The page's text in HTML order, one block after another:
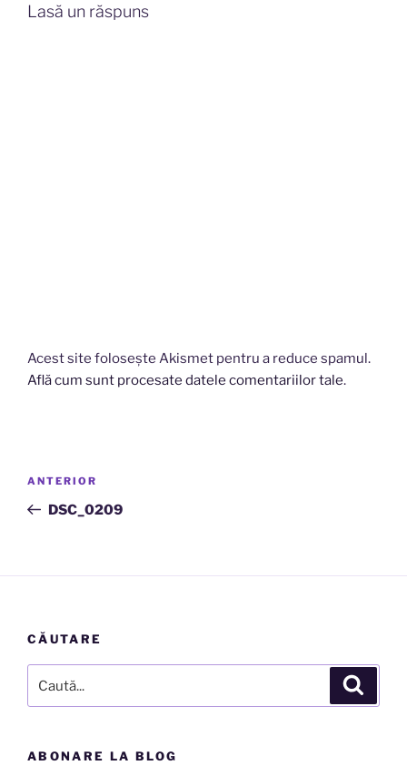
Lasă un răspuns
Acest site folosește Akismet pentru a reduce spamul.
Află cum sunt procesate datele comentariilor tale.
articole
Articolul
anterior
ANTERIOR
DSC_0209
CĂUTARE
după:
ABONARE LA BLOG